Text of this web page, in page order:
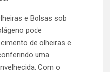
e Bolsas sob
pode
de olheiras e
uma
Com o